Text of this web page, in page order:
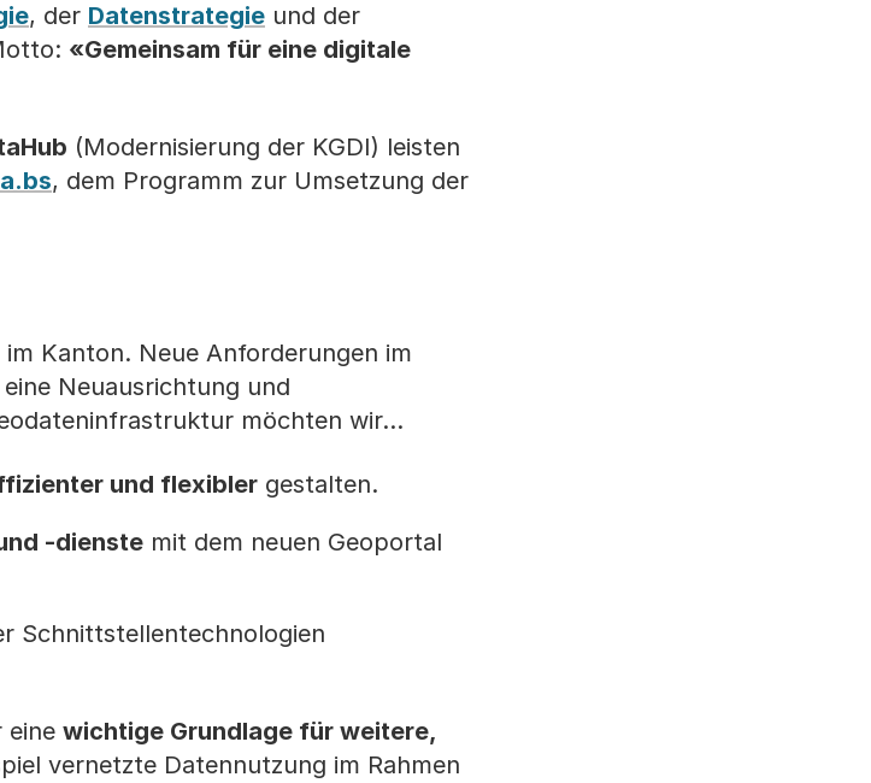
, der Datenstrategie und der
«Gemeinsam für eine digitale
(Modernisierung der KGDI) leisten
, dem Programm zur Umsetzung der
Kanton. Neue Anforderungen im
Neuausrichtung und
möchten wir...
und flexibler gestalten.
-dienste mit dem neuen Geoportal
Schnittstellentechnologien
eine wichtige Grundlage für weitere,
vernetzte Datennutzung im Rahmen